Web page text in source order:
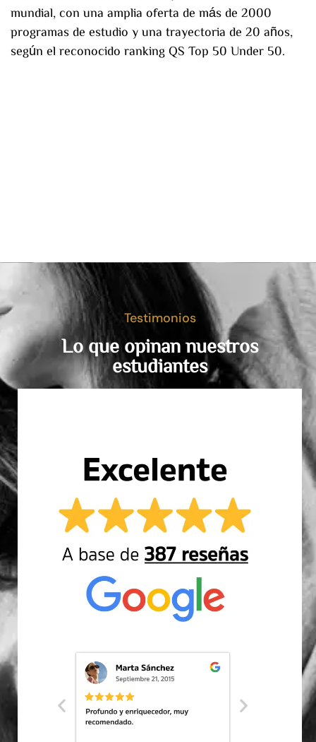
mundial, con una amplia oferta de más de 2000
programas de estudio y una trayectoria de 20 años,
según el reconocido ranking QS Top 50 Under 50.
Testimonios
Lo que opinan nuestros
estudiantes